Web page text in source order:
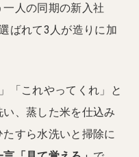
人の同期の新入社
ばれて3人が造りに加
「これやってくれ」と
、蒸した米を仕込み
すら水洗いと掃除に